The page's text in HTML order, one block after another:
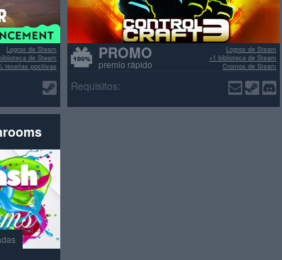
Logros de Steam
de Steam
reseñas positivas
PROMO
premio rápido
Logros de Steam
+1 biblioteca de Steam
Cromos de Steam
Requisitos: